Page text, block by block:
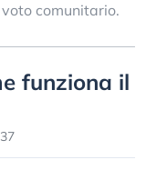
comunitario.
funziona il